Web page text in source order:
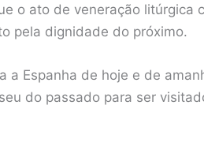
o ato de veneração litúrgica
pela dignidade do próximo.
a Espanha de hoje e de
do passado para ser